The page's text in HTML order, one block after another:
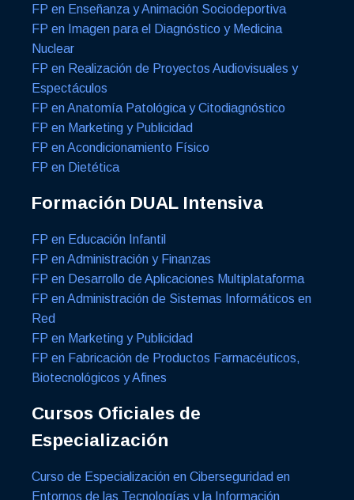
FP en Enseñanza y Animación Sociodeportiva
FP en Imagen para el Diagnóstico y Medicina
Nuclear
FP en Realización de Proyectos Audiovisuales y
Espectáculos
FP en Anatomía Patológica y Citodiagnóstico
FP en Marketing y Publicidad
FP en Acondicionamiento Físico
FP en Dietética
Formación DUAL Intensiva
FP en Educación Infantil
FP en Administración y Finanzas
FP en Desarrollo de Aplicaciones Multiplataforma
FP en Administración de Sistemas Informáticos en
Red
FP en Marketing y Publicidad
FP en Fabricación de Productos Farmacéuticos,
Biotecnológicos y Afines
Cursos Oficiales de
Especialización
Curso de Especialización en Ciberseguridad en
Entornos de las Tecnologías y la Información